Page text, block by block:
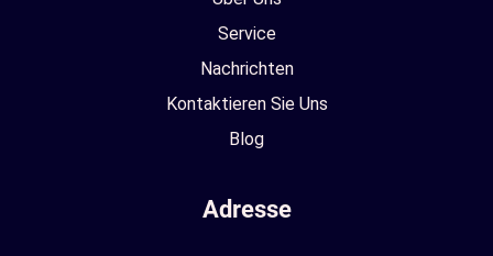
Service
Nachrichten
Kontaktieren Sie Uns
Blog
Adresse